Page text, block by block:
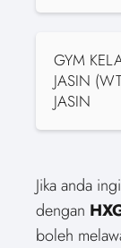
GYM
JASIN
JASIN
Jika anda
dengan
boleh